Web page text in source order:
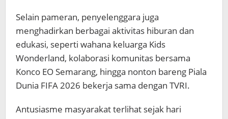
Selain pameran, penyelenggara juga
menghadirkan berbagai aktivitas hiburan dan
edukasi, seperti wahana keluarga Kids
Wonderland, kolaborasi komunitas bersama
Konco EO Semarang, hingga nonton bareng Piala
Dunia FIFA 2026 bekerja sama dengan TVRI.
Antusiasme masyarakat terlihat sejak hari